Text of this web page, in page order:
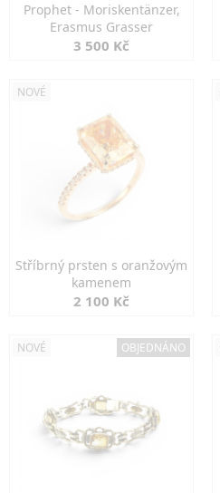
Prophet - Moriskentänzer,
Erasmus Grasser
3 500 Kč
NOVÉ
Stříbrný prsten s oranžovým
kamenem
2 100 Kč
NOVÉ OBJEDNÁNO